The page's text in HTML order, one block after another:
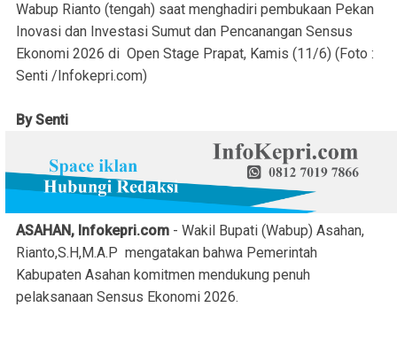
Wabup Rianto (tengah) saat menghadiri pembukaan Pekan
Inovasi dan Investasi Sumut dan Pencanangan Sensus
Ekonomi 2026 di Open Stage Prapat, Kamis (11/6) (Foto :
Senti /Infokepri.com)
By Senti
ASAHAN, Infokepri.com - Wakil Bupati (Wabup) Asahan,
Rianto,S.H,M.A.P mengatakan bahwa Pemerintah
Kabupaten Asahan komitmen mendukung penuh
pelaksanaan Sensus Ekonomi 2026.